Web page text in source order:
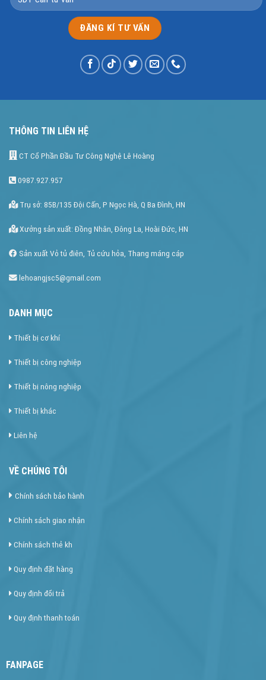
THÔNG TIN LIÊN HỆ
CT Cổ Phần Đầu Tư Công Nghệ Lê Hoàng
0987.927.957
Trụ sở: 85B/135 Đội Cấn, P Ngọc Hà, Q Ba Đình, HN
Xưởng sản xuất: Đồng Nhân, Đông La, Hoài Đức, HN
Sản xuất Vỏ tủ điên, Tủ cứu hỏa, Thang máng cáp
lehoangjsc5@gmail.com
DANH MỤC
Thiết bị cơ khí
Thiết bị công nghiệp
Thiết bị nông nghiệp
Thiết bị khác
Liên hệ
VỀ CHÚNG TÔI
Chính sách bảo hành
Chính sách giao nhận
Chính sách thẻ kh
Quy định đặt hàng
Quy định đổi trả
Quy định thanh toán
FANPAGE